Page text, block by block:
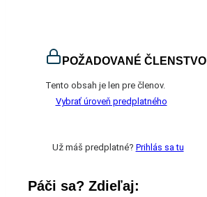
POŽADOVANÉ ČLENSTVO
Tento obsah je len pre členov.
Vybrať úroveň predplatného
Už máš predplatné? Prihlás sa tu
Páči sa? Zdieľaj: